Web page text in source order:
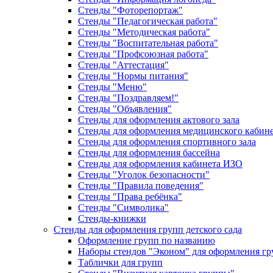
Стенды "Фоторепортаж"
Стенды "Педагогическая работа"
Стенды "Методическая работа"
Стенды "Воспитательная работа"
Стенды "Профсоюзная работа"
Стенды "Аттестация"
Стенды "Нормы питания"
Стенды "Меню"
Стенды "Поздравляем!"
Стенды "Объявления"
Стенды для оформления актового зала
Стенды для оформления медицинского
Стенды для оформления спортивного зала
Стенды для оформления бассейна
Стенды для оформления кабинета ИЗО
Стенды "Уголок безопасности"
Стенды "Правила поведения"
Стенды "Права ребёнка"
Стенды "Символика"
Стенды-книжки
Стенды для оформления групп детского сада
Оформление групп по названию
Наборы стендов "Эконом" для оформления
Таблички для групп